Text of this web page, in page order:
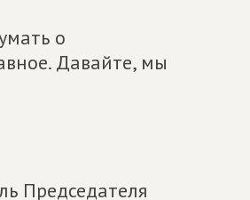
о
Давайте, мы
Председателя